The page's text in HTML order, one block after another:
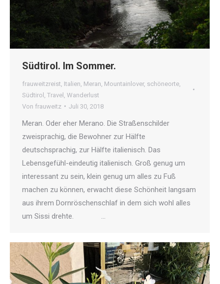
Südtirol. Im Sommer.
frauweitzreist Italien Meran Mountainlover, schöneorte
Südtirol
Travel Wanderlust
Von frauweitz Juli 30, 2018
Meran. Oder eher Merano. Die Straßenschilder
zweisprachig, die Bewohner zur Hälfte
deutschsprachig, zur Hälfte italienisch. Das
Lebensgefühl-eindeutig italienisch. Groß genug um
interessant zu sein, klein genug um alles zu Fuß
machen zu können, erwacht diese Schönheit langsam
aus ihrem Dornröschenschlaf in dem sich wohl alles
um Sissi drehte. …